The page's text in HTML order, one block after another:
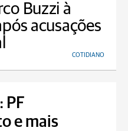
Buzzi à
acusações
COTIDIANO
PF
e mais